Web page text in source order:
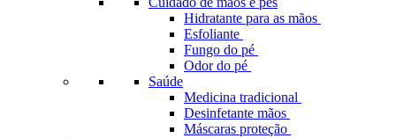
Hidratante para as mãos
Esfoliante
Fungo do pé
Odor do pé
Saúde
Medicina tradicional
Desinfetante mãos
Máscaras proteção